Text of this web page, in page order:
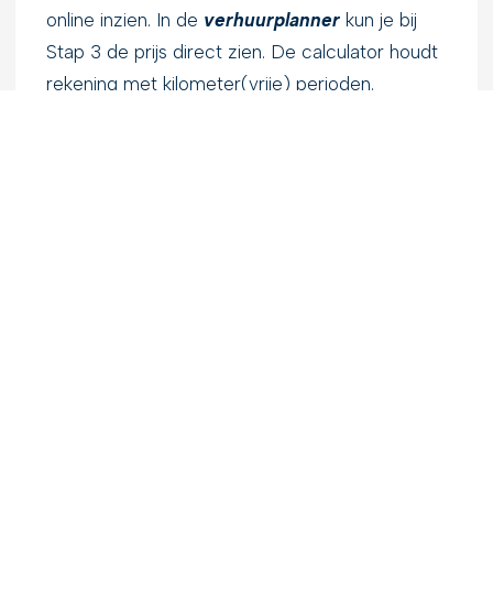
online inzien. In de verhuurplannerkun je bij
Stap 3 de prijs direct zien. De calculator houdt
rekening met kilometer(vrije) perioden.